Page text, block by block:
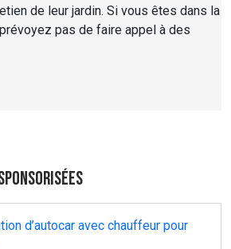
de leur jardin. Si vous êtes dans la
pas de faire appel à des
d’autocar avec chauffeur pour